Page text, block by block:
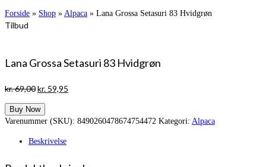
Forside » Shop » Alpaca » Lana Grossa Setasuri 83 Hvidgrøn
Tilbud
Lana Grossa Setasuri 83 Hvidgrøn
kr.69,00Den
pris
var:
kr. 59,95
er:
Buy Now
Varenummer (SKU): 8490260478674754472 Kategori: Alpaca
Beskrivelse